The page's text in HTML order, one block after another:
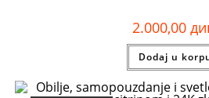
2.000,00
Dodaj u